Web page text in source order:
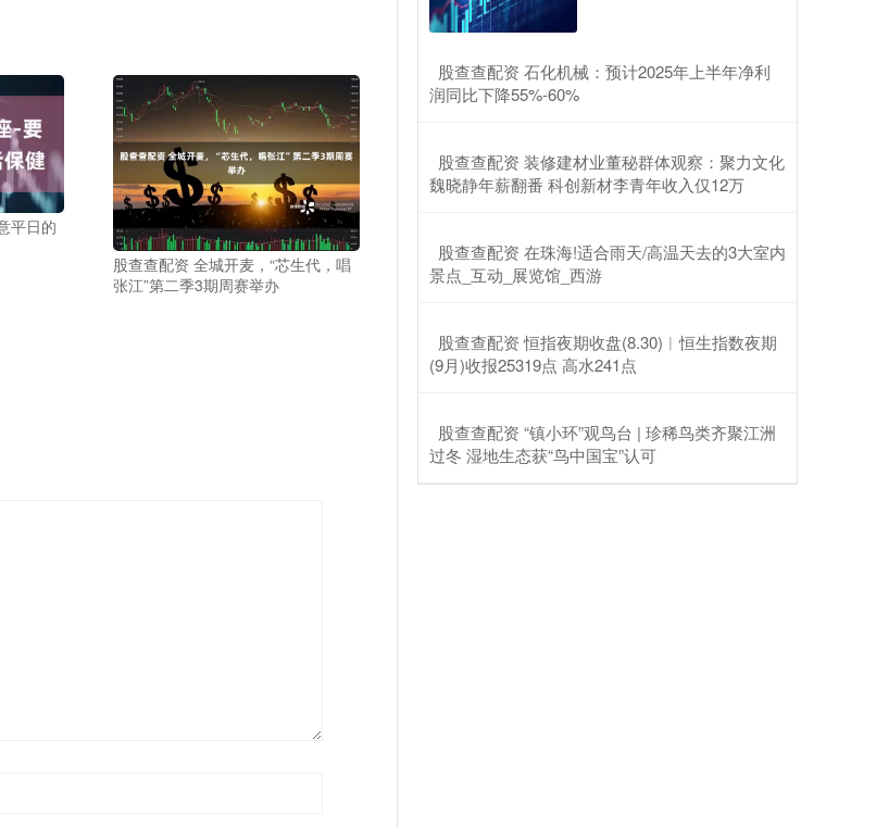
平日的
股查查配资 全城开麦，“芯生代，唱
张江”第二季3期周赛举办
​股查查配资 石化机械：预计2025年上半年净利
润同比下降55%-60%
​股查查配资 装修建材业董秘群体观察：聚力文化
魏晓静年薪翻番 科创新材李青年收入仅12万
​股查查配资 在珠海!适合雨天/高温天去的3大室内
景点_互动_展览馆_西游
​股查查配资 恒指夜期收盘(8.30)︱恒生指数夜期
(9月)收报25319点 高水241点
​股查查配资 “镇小环”观鸟台 | 珍稀鸟类齐聚江洲
过冬 湿地生态获“鸟中国宝”认可